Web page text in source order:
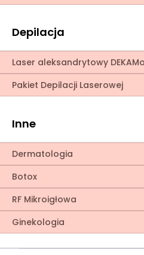
Depilacja
Laser aleksandrytowy
Pakiet Depilacji Laserowej
Inne
Dermatologia
Botox
RF Mikroigłowa
Ginekologia